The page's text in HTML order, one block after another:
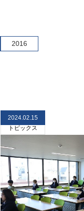
2016
トピックス
2024.02.15